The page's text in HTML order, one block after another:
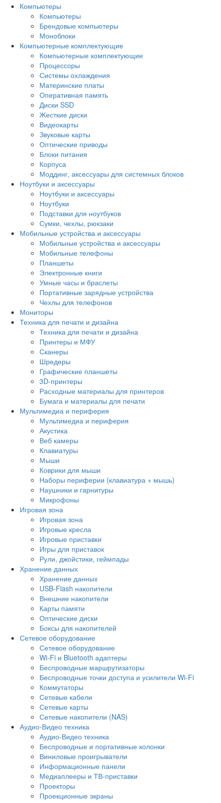
Компьютеры
Компьютеры
Брендовые компьютеры
Моноблоки
Компьютерные комплектующие
Компьютерные комплектующие
Процессоры
Системы охлаждения
Материнские платы
Оперативная память
Диски SSD
Жесткие диски
Видеокарты
Звуковые карты
Оптические приводы
Блоки питания
Корпуса
Моддинг, аксессуары для системных блоков
Ноутбуки и аксессуары
Ноутбуки и аксессуары
Ноутбуки
Подставки для ноутбуков
Сумки, чехлы, рюкзаки
Мобильные устройства и аксессуары
Мобильные устройства и аксессуары
Мобильные телефоны
Планшеты
Электронные книги
Умные часы и браслеты
Портативные зарядные устройства
Чехлы для телефонов
Мониторы
Техника для печати и дизайна
Техника для печати и дизайна
Принтеры и МФУ
Сканеры
Шредеры
Графические планшеты
3D-принтеры
Расходные материалы для принтеров
Бумага и материалы для печати
Мультимедиа и периферия
Мультимедиа и периферия
Акустика
Веб камеры
Клавиатуры
Мыши
Коврики для мыши
Наборы периферии (клавиатура + мышь)
Наушники и гарнитуры
Микрофоны
Игровая зона
Игровая зона
Игровые кресла
Игровые приставки
Игры для приставок
Рули, джойстики, геймпады
Хранение данных
Хранение данных
USB-Flash накопители
Внешние накопители
Карты памяти
Оптические диски
Боксы для накопителей
Сетевое оборудование
Сетевое оборудование
Wi-Fi и Bluetooth адаптеры
Беспроводные маршрутизаторы
Беспроводные точки доступа и усилители Wi-Fi
Коммутаторы
Сетевые кабели
Сетевые карты
Сетевые накопители (NAS)
Аудио-Видео техника
Аудио-Видео техника
Беспроводные и портативные колонки
Виниловые проигрыватели
Информационные панели
Медиаплееры и ТВ-приставки
Проекторы
Проекционные экраны